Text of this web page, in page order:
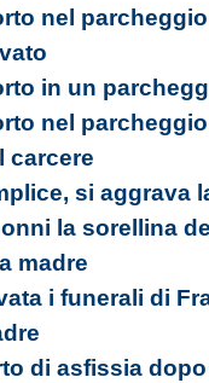
nel
in un
nel
carcere
si aggrava
la sorellina
madre
i funerali di
di asfissia